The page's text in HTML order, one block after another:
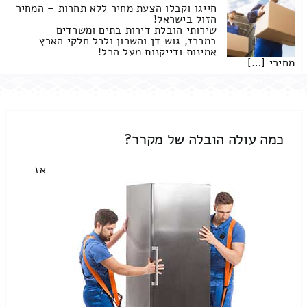
חייגו וקבלו הצעת מחיר ללא תחרות – המחיר
הזול בישראל!
שירותי הובלת דירות בתים ומשרדים
במרכז, גוש דן והשרון ולכל חלקי הארץ
אמינות ודייקנות מעל הכל!
מחירי […]
כמה עולה הובלה של מקרר?
אז